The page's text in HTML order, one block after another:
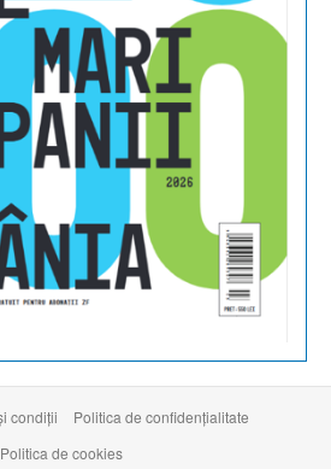
condiţii
Politica de confidențialitate
Politica de cookies